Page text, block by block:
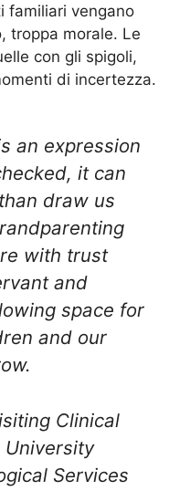
familiari vengano
troppa morale. Le
con gli spigoli,
di incertezza.
an expression
it can
draw us
with trust
and
space for
and our
Clinical
University
Services